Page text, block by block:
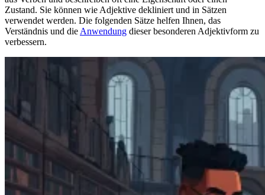
Zustand. Sie können wie Adjektive dekliniert und in Sätzen
verwendet werden. Die folgenden Sätze helfen Ihnen, das
Verständnis und die Anwendung dieser besonderen Adjektivform zu
verbessern.